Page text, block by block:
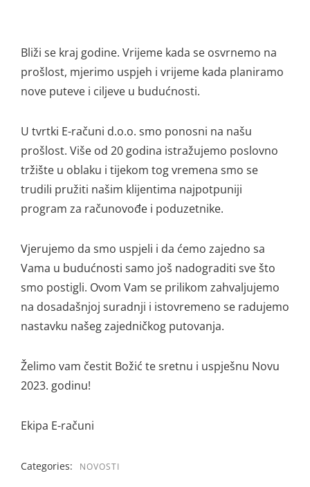
Bliži se kraj godine. Vrijeme kada se osvrnemo na
prošlost, mjerimo uspjeh i vrijeme kada planiramo
nove puteve i ciljeve u budućnosti.
U tvrtki E-računi d.o.o. smo ponosni na našu
prošlost. Više od 20 godina istražujemo poslovno
tržište u oblaku i tijekom tog vremena smo se
trudili pružiti našim klijentima najpotpuniji
program za računovođe i poduzetnike.
Vjerujemo da smo uspjeli i da ćemo zajedno sa
Vama u budućnosti samo još nadograditi sve što
smo postigli. Ovom Vam se prilikom zahvaljujemo
na dosadašnjoj suradnji i istovremeno se radujemo
nastavku našeg zajedničkog putovanja.
Želimo vam čestit Božić te sretnu i uspješnu Novu
2023. godinu!
Ekipa E-računi
Categories: NOVOSTI